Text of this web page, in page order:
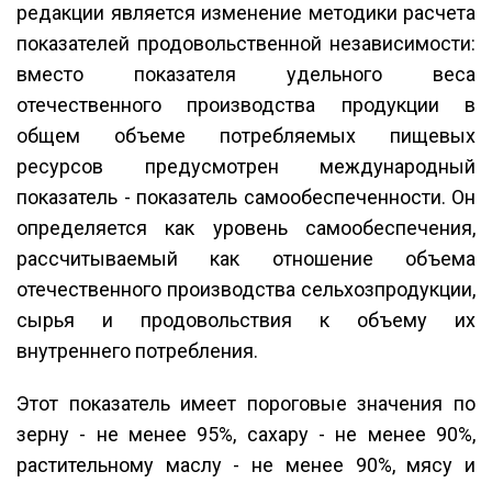
редакции является изменение методики расчета
показателей продовольственной независимости:
вместо показателя удельного веса
отечественного производства продукции в
общем объеме потребляемых пищевых
ресурсов предусмотрен международный
показатель - показатель самообеспеченности. Он
определяется как уровень самообеспечения,
рассчитываемый как отношение объема
отечественного производства сельхозпродукции,
сырья и продовольствия к объему их
внутреннего потребления.
Этот показатель имеет пороговые значения по
зерну - не менее 95%, сахару - не менее 90%,
растительному маслу - не менее 90%, мясу и